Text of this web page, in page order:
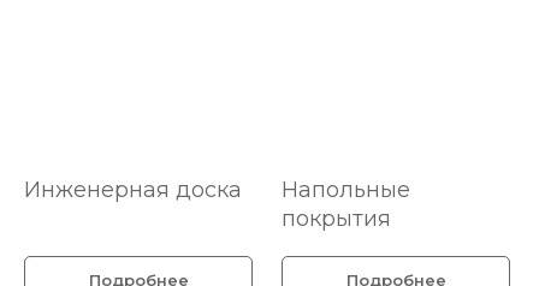
Инженерная доска
Подробнее
Напольные
покрытия
Подробнее